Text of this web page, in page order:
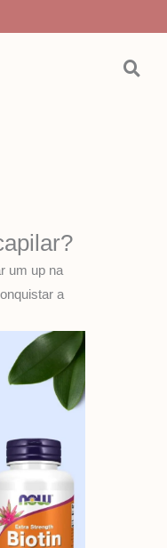
um up na
a